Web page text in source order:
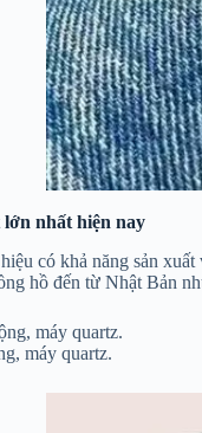
lớn nhất hiện nay
có khả năng sản
hồ đến từ Nhật Bản
máy quartz.
máy quartz.